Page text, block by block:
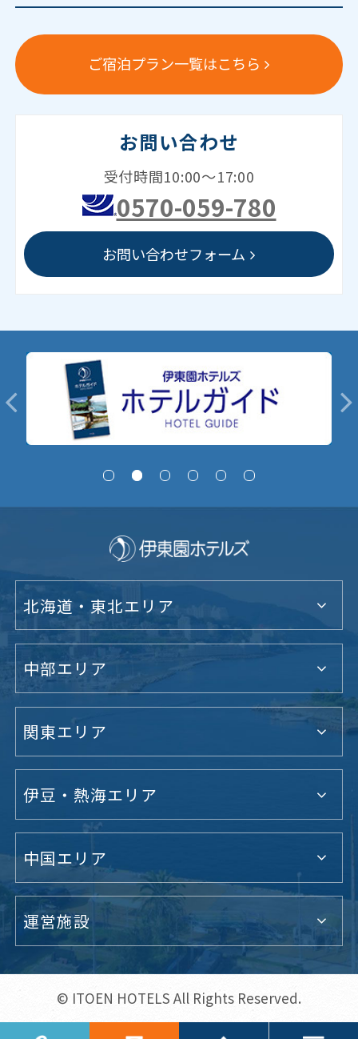
ご宿泊プラン一覧はこちら
お問い合わせ
受付時間10:00～17:00
0570-059-780
お問い合わせフォーム
北海道・東北エリア
中部エリア
関東エリア
伊豆・熱海エリア
中国エリア
運営施設
© ITOEN HOTELS All Rights Reserved.